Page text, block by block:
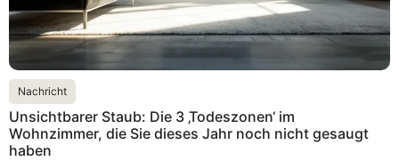
Nachricht
Unsichtbarer Staub: Die 3 ‚Todeszonen‘ im
Wohnzimmer, die Sie dieses Jahr noch nicht gesaugt
haben